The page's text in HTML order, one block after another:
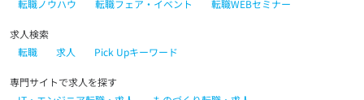
転職ノウハウ
転職フェア・イベント 転職WEBセミナー
求人検索
転職
求人 Pick Upキーワード
専門サイトで求人を探す